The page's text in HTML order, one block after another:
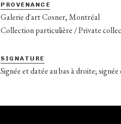
PROVENANCE
Galerie d'art Cosner, Montréal
Collection particulière / Private
SIGNATURE
Signée et datée au bas à droite;